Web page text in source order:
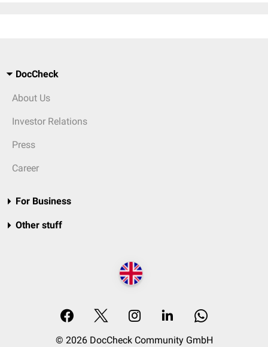
DocCheck
About Us
Investor Relations
Press
Career
For Business
Other stuff
© 2026 DocCheck Community GmbH